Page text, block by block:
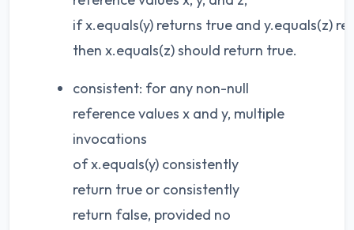
if x.equals(y) returns true and y.equals(z)
then x.equals(z) should return true.
consistent: for any non-null
reference values x and y, multiple
invocations
of x.equals(y) consistently
return true or consistently
return false, provided no